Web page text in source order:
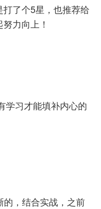
了个5星，也推荐给
力向上！
学习才能填补内心的
的，结合实战，之前